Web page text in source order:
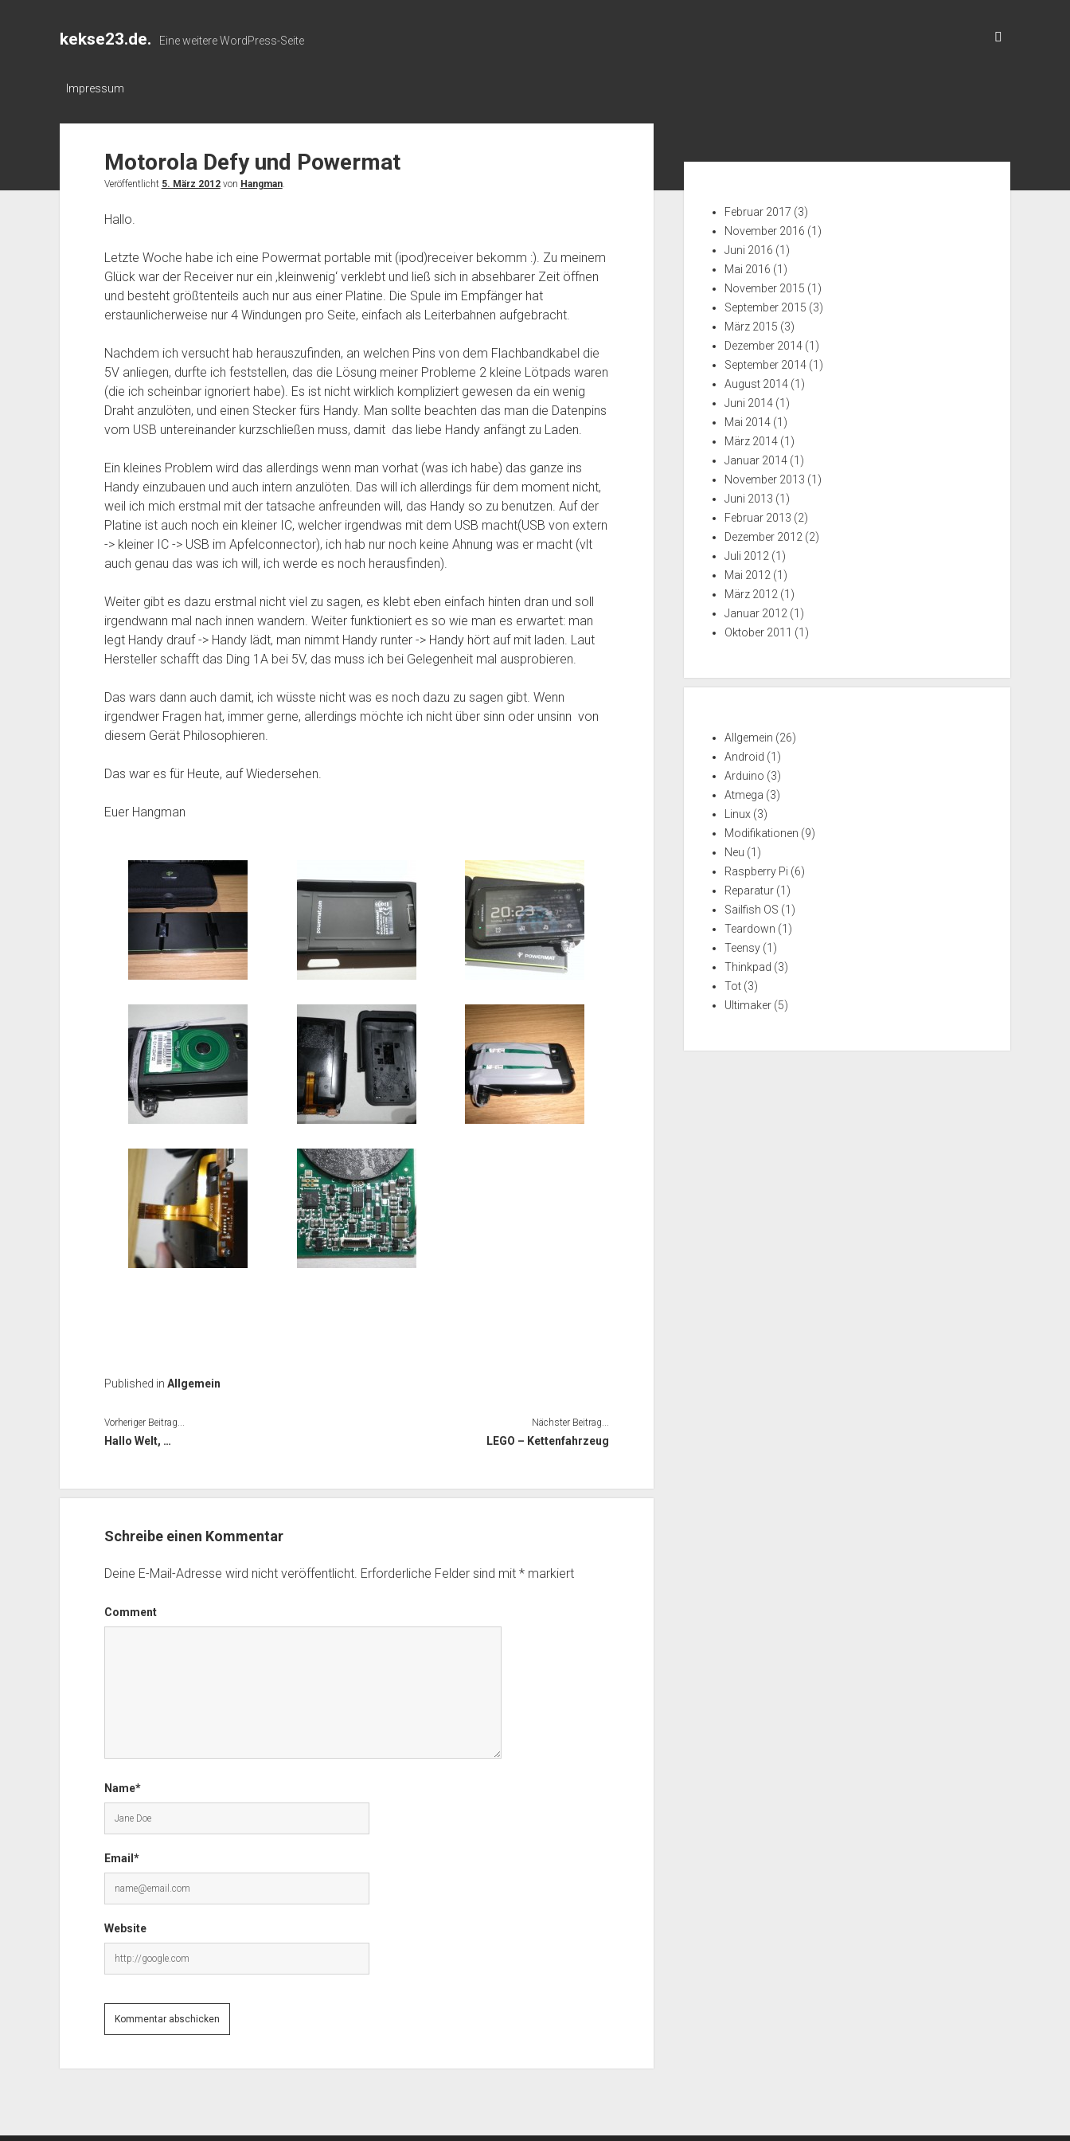
kekse23.de. Eine weitere WordPress-Seite
Impressum
Motorola Defy und Powermat
Veröffentlicht 5. März 2012von Hangman.
Hallo.
Letzte Woche habe ich eine Powermat portable mit (ipod)receiver bekomm :). Zu meinem
Glück war der Receiver nur ein ‚kleinwenig‘ verklebt und ließ sich in absehbarer Zeit öffnen
und besteht größtenteils auch nur aus einer Platine. Die Spule im Empfänger hat
erstaunlicherweise nur 4 Windungen pro Seite, einfach als Leiterbahnen aufgebracht.
Nachdem ich versucht hab herauszufinden, an welchen Pins von dem Flachbandkabel die
5V anliegen, durfte ich feststellen, das die Lösung meiner Probleme 2 kleine Lötpads waren
(die ich scheinbar ignoriert habe). Es ist nicht wirklich kompliziert gewesen da ein wenig
Draht anzulöten, und einen Stecker fürs Handy. Man sollte beachten das man die Datenpins
vom USB untereinander kurzschließen muss, damit das liebe Handy anfängt zu Laden.
Ein kleines Problem wird das allerdings wenn man vorhat (was ich habe) das ganze ins
Handy einzubauen und auch intern anzulöten. Das will ich allerdings für dem moment nicht,
weil ich mich erstmal mit der tatsache anfreunden will, das Handy so zu benutzen. Auf der
Platine ist auch noch ein kleiner IC, welcher irgendwas mit dem USB macht(USB von extern
-> kleiner IC -> USB im Apfelconnector), ich hab nur noch keine Ahnung was er macht (vlt
auch genau das was ich will, ich werde es noch herausfinden).
Weiter gibt es dazu erstmal nicht viel zu sagen, es klebt eben einfach hinten dran und soll
irgendwann mal nach innen wandern. Weiter funktioniert es so wie man es erwartet: man
legt Handy drauf -> Handy lädt, man nimmt Handy runter -> Handy hört auf mit laden. Laut
Hersteller schafft das Ding 1A bei 5V, das muss ich bei Gelegenheit mal ausprobieren.
Das wars dann auch damit, ich wüsste nicht was es noch dazu zu sagen gibt. Wenn
irgendwer Fragen hat, immer gerne, allerdings möchte ich nicht über sinn oder unsinn von
diesem Gerät Philosophieren.
Das war es für Heute, auf Wiedersehen.
Euer Hangman
Published in Allgemein
Vorheriger Beitrag...
Hallo Welt, …
Nächster Beitrag...
LEGO – Kettenfahrzeug
Schreibe einen Kommentar
Deine E-Mail-Adresse wird nicht veröffentlicht. Erforderliche Felder sind mit *markiert
Comment
Name*
Email*
Website
Februar 2017 (3)
November 2016 (1)
Juni 2016 (1)
Mai 2016 (1)
November 2015 (1)
September 2015 (3)
März 2015 (3)
Dezember 2014 (1)
September 2014 (1)
August 2014 (1)
Juni 2014 (1)
Mai 2014 (1)
März 2014 (1)
Januar 2014 (1)
November 2013 (1)
Juni 2013 (1)
Februar 2013 (2)
Dezember 2012 (2)
Juli 2012 (1)
Mai 2012 (1)
März 2012 (1)
Januar 2012 (1)
Oktober 2011 (1)
Allgemein (26)
Android (1)
Arduino (3)
Atmega (3)
Linux (3)
Modifikationen (9)
Neu (1)
Raspberry Pi (6)
Reparatur (1)
Sailfish OS (1)
Teardown (1)
Teensy (1)
Thinkpad (3)
Tot (3)
Ultimaker (5)